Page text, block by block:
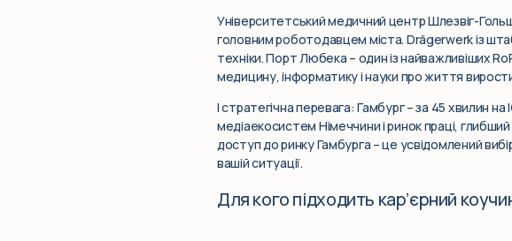
Університетський медичний центр Шлезвіг-
головним роботодавцем міста. Drägerwerk із
техніки. Порт Любека – один із найважливіших
медицину, інформатику і науки про життя
І стратегічна перевага: Гамбург – за 45 хвилин
медіаекосистем Німеччини і ринок праці,
доступ до ринку Гамбурга – це усвідомлений
вашій ситуації.
Для кого підходить кар’єрний